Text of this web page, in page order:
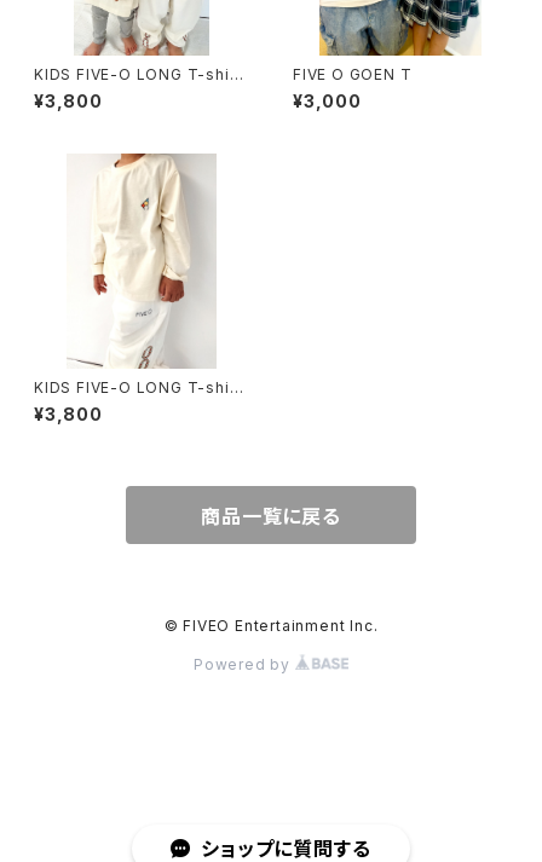
ショップに質問する
KIDS FIVE-O LONG T-shirt
s BLACK
¥3,800
FIVE O GOEN T
¥3,000
KIDS FIVE-O LONG T-shirt
s BEIGE
¥3,800
商品一覧に戻る
© FIVEO Entertainment Inc.
Powered by